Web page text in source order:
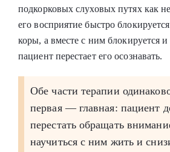
подкорковых слуховых путях как
его восприятие быстро
коры, а вместе с ним блокируется
пациент перестает его осознавать.
Обе части терапии
первая — главная: пациент
перестать обращать
научиться с ним жить и